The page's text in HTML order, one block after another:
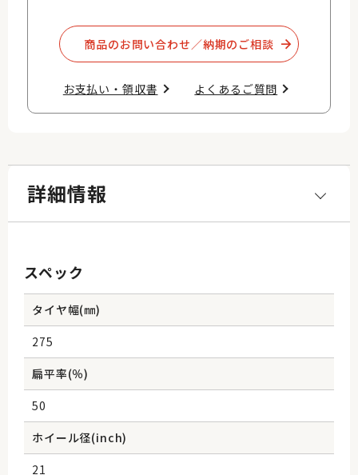
商品のお問い合わせ／納期のご相談​
お支払い・領収書​ よくあるご質問​
詳細情報
スペック
タイヤ幅(㎜)
275
扁平率(％)
50
ホイール径(inch)
21